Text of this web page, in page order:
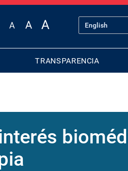
TRANSPARENCIA